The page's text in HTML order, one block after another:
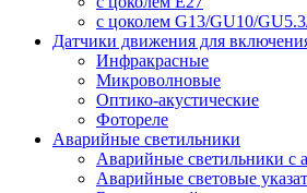
с цоколем G13/GU10/
Датчики движения для
Инфракрасные
Микроволновые
Оптико-акустические
Фотореле
Аварийные светильники
Аварийные светильники с
Аварийные световые